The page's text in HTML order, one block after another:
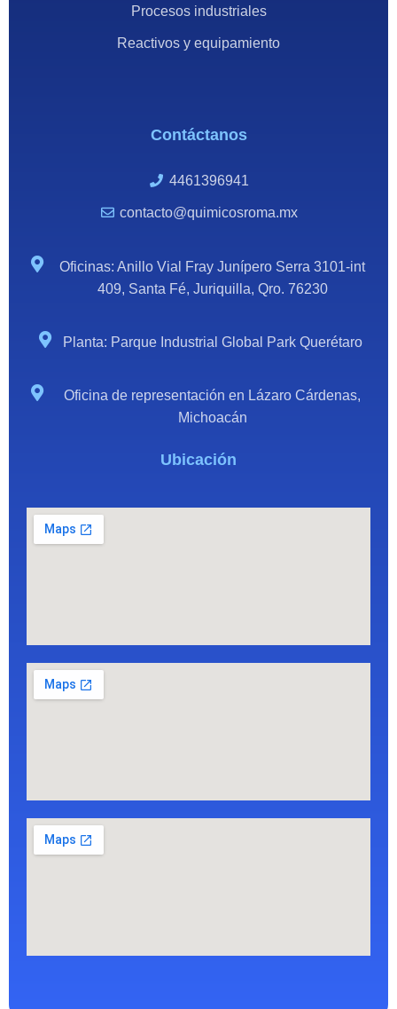
Procesos industriales
Reactivos y equipamiento
Contáctanos
4461396941
contacto@quimicosroma.mx
Oficinas: Anillo Vial Fray Junípero Serra 3101-int
409, Santa Fé, Juriquilla, Qro. 76230
Planta: Parque Industrial Global Park Querétaro
Oficina de representación en Lázaro Cárdenas,
Michoacán
Ubicación